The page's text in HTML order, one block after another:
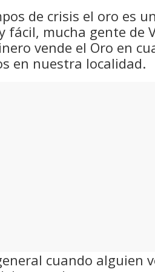
de crisis el oro es
fácil, mucha gente de
vende el Oro en
en nuestra localidad.
cuando alguien